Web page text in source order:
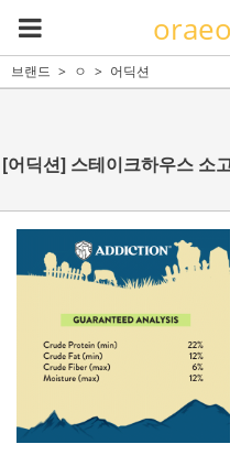
브랜드 ㅇ 어딕션
[어딕션] 스테이크하우스 소